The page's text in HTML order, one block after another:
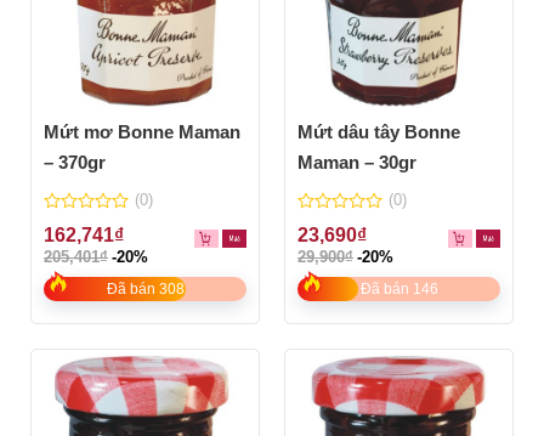
Mứt mơ Bonne Maman
– 370gr
0
out
of
5
(0)
162,741₫
205,401₫ -20%
Đã bán 308
Mứt dâu tây Bonne
Maman – 30gr
0
out
of
5
(0)
23,690₫
29,900₫ -20%
Đã bán 146